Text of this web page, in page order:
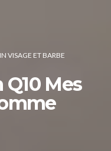
VISAGE ET BARBE
Mes